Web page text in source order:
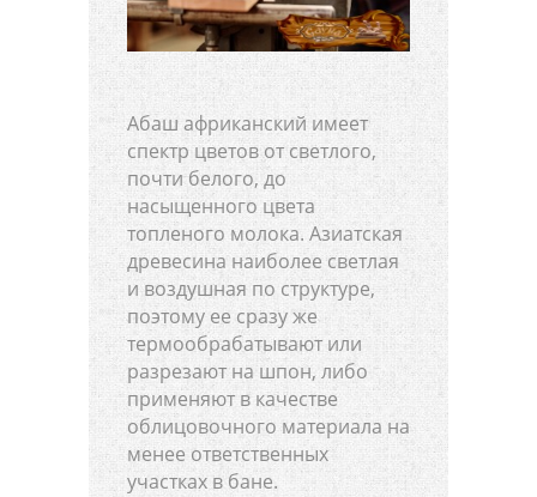
Абаш африканский имеет
спектр цветов от светлого,
почти белого, до
насыщенного цвета
топленого молока. Азиатская
древесина наиболее светлая
и воздушная по структуре,
поэтому ее сразу же
термообрабатывают или
разрезают на шпон, либо
применяют в качестве
облицовочного материала на
менее ответственных
участках в бане.